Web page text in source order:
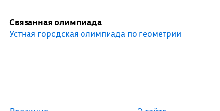
Связанная олимпиада
Устная городская олимпиада по геометрии